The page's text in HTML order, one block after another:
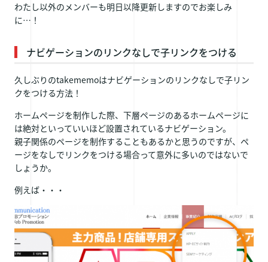
わたし以外のメンバーも明日以降更新しますのでお楽しみ
に…！
ナビゲーションのリンクなしで子リンクをつける
久しぶりのtakememoはナビゲーションのリンクなしで子リン
クをつける方法！
ホームページを制作した際、下層ページのあるホームページに
は絶対といっていいほど設置されているナビゲーション。
親子関係のページを制作することもあるかと思うのですが、ペ
ージをなしでリンクをつける場合って意外に多いのではないで
しょうか。
例えば・・・